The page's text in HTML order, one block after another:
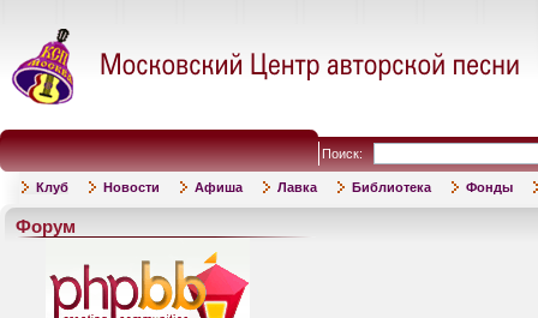
Поиск:
Клуб Новости Афиша Лавка Библиотека Фонды
Форум